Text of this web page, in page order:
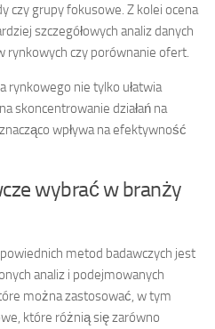
czy grupy fokusowe. Z kolei ocena
szczegółowych analiz danych
rynkowych czy porównanie ofert.
rynkowego nie tylko ułatwia
skoncentrowanie działań na
wpływa na efektywność
wybrać w branży
metod badawczych jest
analiz i podejmowanych
można zastosować, w tym
które różnią się zarówno